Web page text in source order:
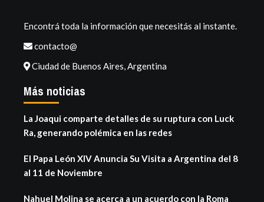
Encontrá toda la información que necesitás al instante.
contacto@
Ciudad de Buenos Aires, Argentina
Más noticias
La Joaqui comparte detalles de su ruptura con Luck
Ra, generando polémica en las redes
El Papa León XIV Anuncia Su Visita a Argentina del 8
al 11 de Noviembre
Nahuel Molina se acerca a un acuerdo con la Roma